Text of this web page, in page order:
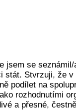
jsem se
stát. Stvrzuji, že
podílet na
rozhodnutími
a přesné,